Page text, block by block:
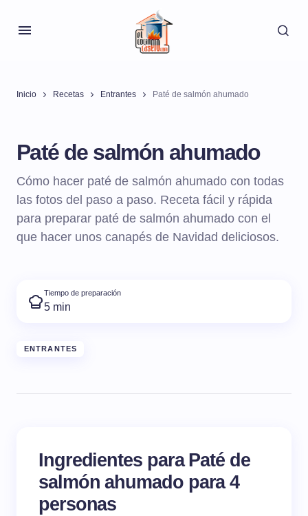
Inicio Recetas Entrantes Paté de salmón ahumado
Paté de salmón ahumado
Cómo hacer paté de salmón ahumado con todas
las fotos del paso a paso. Receta fácil y rápida
para preparar paté de salmón ahumado con el
que hacer unos canapés de Navidad deliciosos.
Tiempo de preparación
5 min
ENTRANTES
Ingredientes para Paté de
salmón ahumado para 4
personas